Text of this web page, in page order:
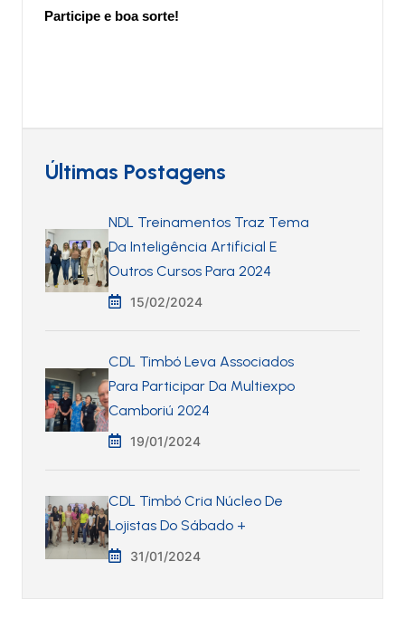
Participe e boa sorte!
Últimas Postagens
NDL Treinamentos Traz Tema
Da Inteligência Artificial E
Outros Cursos Para 2024
15/02/2024
CDL Timbó Leva Associados
Para Participar Da Multiexpo
Camboriú 2024
19/01/2024
CDL Timbó Cria Núcleo De
Lojistas Do Sábado +
31/01/2024